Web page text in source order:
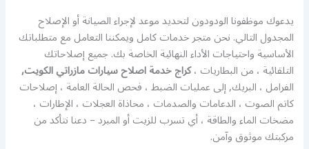
يدعوك موظفونا الودودون لتحديد موعد لإجراء الصيانة أو الإصلاح
المجدول التالي. نحن متجر خدمات كامل ويمكننا التعامل مع متطلباتك
الأساسية واحتياجات الأداء النهائية الخاصة بك. جميع إصلاحاتك
التلقائية ، من البطاريات ،كراج خدمة اصلاح سيارات مازراتي الكويت,
الفرامل ، البريك, إلى عمليات الضبط ، فحص الحالة العامة ، إصلاحات
كاتم الصوت ، الدعامات والصدمات ، محاذاة العجلات ، الإطارات ،
مضخات الماء والطاقة ، أي تسرب للزيت أو المبرد – دعنا نتأكد من
مركبتك موثوق وآمن.